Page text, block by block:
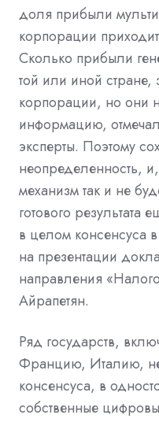
доля прибыли
корпорации
Сколько прибыли
той или иной стране,
корпорации, но они
информацию,
эксперты. Поэтому
неопределенность,
механизм так и не
готового результата
в целом консенсуса
на презентации
направления
Айрапетян.
Ряд государств,
Францию, Италию,
консенсуса, в
собственные